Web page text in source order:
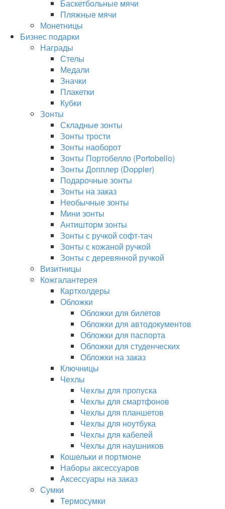
Баскетбольные мячи
Пляжные мячи
Монетницы
Бизнес подарки
Награды
Стелы
Медали
Значки
Плакетки
Кубки
Зонты
Складные зонты
Зонты трости
Зонты наоборот
Зонты Портобелло (Portobello)
Зонты Допплер (Doppler)
Подарочные зонты
Зонты на заказ
Необычные зонты
Мини зонты
Антишторм зонты
Зонты с ручкой софт-тач
Зонты с кожаной ручкой
Зонты с деревянной ручкой
Визитницы
Кожгалантерея
Картхолдеры
Обложки
Обложки для билетов
Обложки для автодокументов
Обложки для паспорта
Обложки для студенческих
Обложки на заказ
Ключницы
Чехлы
Чехлы для пропуска
Чехлы для смартфонов
Чехлы для планшетов
Чехлы для ноутбука
Чехлы для кабелей
Чехлы для наушников
Кошельки и портмоне
Наборы аксессуаров
Аксессуары на заказ
Сумки
Термосумки